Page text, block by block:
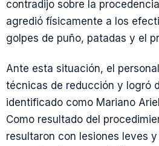
contradijo sobre la
agredió físicamente a los
golpes de puño, patadas y el
Ante esta situación, el
técnicas de reducción y logró
identificado como Mariano
Como resultado del
resultaron con lesiones leves